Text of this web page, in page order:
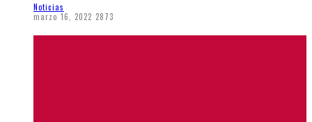
Noticias
marzo 16, 2022 2873